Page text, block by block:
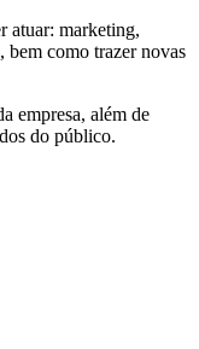
atuar: marketing,
bem como trazer novas
empresa, além de
do público.